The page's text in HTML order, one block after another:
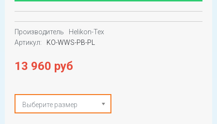
Производитель
Helikon-Tex
Артикул:
KO-WWS-PB-PL
13 960 руб
Выберите размер